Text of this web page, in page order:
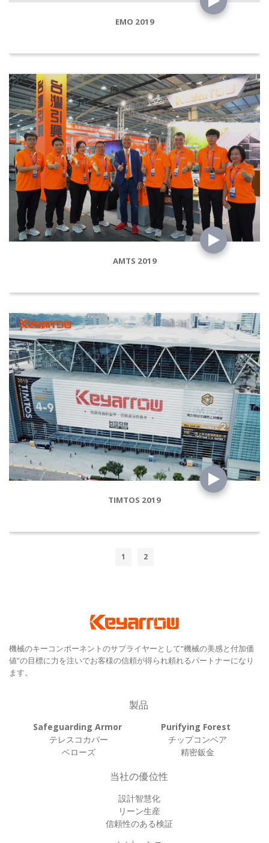
EMO 2019
AMTS 2019
TIMTOS 2019
1 2
機械のキーコンポーネントのサプライヤーとして“機械の美感と付加価
値”の目標に力を注いでお客様の信頼が得られ頼れるパートナーになり
ます。
製品
Safeguarding Armor
テレスコカバー
ベローズ
Purifying Forest
チップコンベア
精密鈑金
当社の優位性
設計智慧化
リーン生産
信頼性のある検証